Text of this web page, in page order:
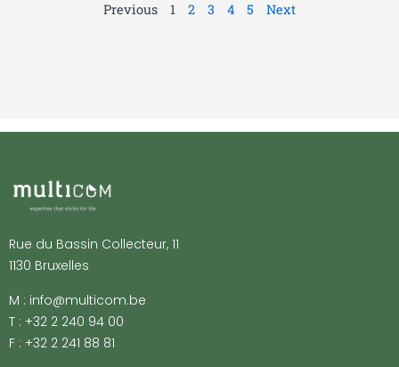
Previous 1 2 3 4 5 Next
Rue du Bassin Collecteur, 11
1130 Bruxelles
M : info@multicom.be
T : +32 2 240 94 00
F : +32 2 241 88 81